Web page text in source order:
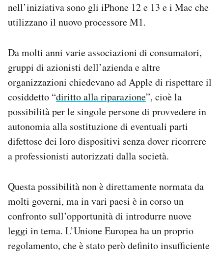
Regala il Post
Esci
nell’iniziativa sono gli iPhone 12 e 13 e i Mac che
utilizzano il nuovo processore M1.
Da molti anni varie associazioni di consumatori,
gruppi di azionisti dell’azienda e altre
organizzazioni chiedevano ad Apple di rispettare il
cosiddetto “diritto alla riparazione”, cioè la
possibilità per le singole persone di provvedere in
autonomia alla sostituzione di eventuali parti
difettose dei loro dispositivi senza dover ricorrere
a professionisti autorizzati dalla società.
Questa possibilità non è direttamente normata da
molti governi, ma in vari paesi è in corso un
confronto sull’opportunità di introdurre nuove
leggi in tema. L’Unione Europea ha un proprio
regolamento, che è stato però definito insufficiente